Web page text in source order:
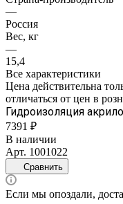
—
Россия
Вес, кг
—
15,4
Все характеристики
Цена действительна
отличаться от цен в
Гидроизоляция
7391 ₽
В наличии
Арт. 1001022
Сравнить
Если мы опоздали,